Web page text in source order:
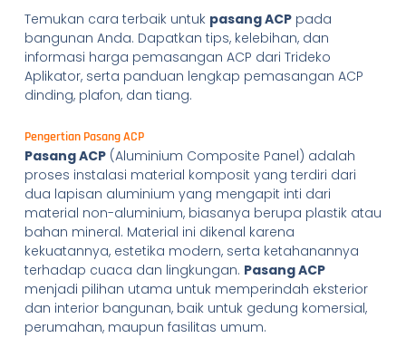
Temukan cara terbaik untuk pasang ACPpada
bangunan Anda. Dapatkan tips, kelebihan, dan
informasi harga pemasangan ACP dari Trideko
Aplikator, serta panduan lengkap pemasangan ACP
dinding, plafon, dan tiang.
Pengertian Pasang ACP
Pasang ACP(Aluminium Composite Panel) adalah
proses instalasi material komposit yang terdiri dari
dua lapisan aluminium yang mengapit inti dari
material non-aluminium, biasanya berupa plastik atau
bahan mineral. Material ini dikenal karena
kekuatannya, estetika modern, serta ketahanannya
terhadap cuaca dan lingkungan. Pasang ACP
menjadi pilihan utama untuk memperindah eksterior
dan interior bangunan, baik untuk gedung komersial,
perumahan, maupun fasilitas umum.